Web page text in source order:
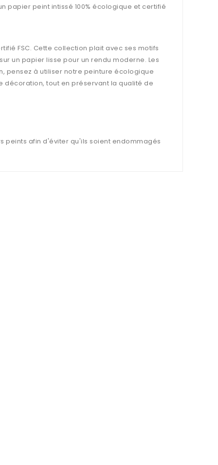
papier peint intissé 100% écologique et certifié
FSC. Cette collection plait avec ses motifs
un papier lisse pour un rendu moderne. Les
pensez à utiliser notre peinture écologique
décoration, tout en préservant la qualité de
peints afin d'éviter qu'ils soient endommagés